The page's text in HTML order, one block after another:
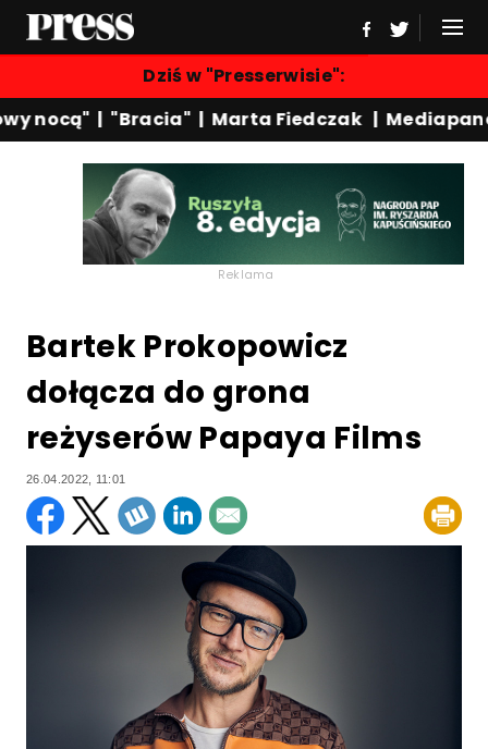
Dziś w "Presserwisie":
nocą"|"Bracia"| Marta Fiedczak|Mediapanel
Reklama
Bartek Prokopowicz
dołącza do grona
reżyserów Papaya Films
26.04.2022, 11:01